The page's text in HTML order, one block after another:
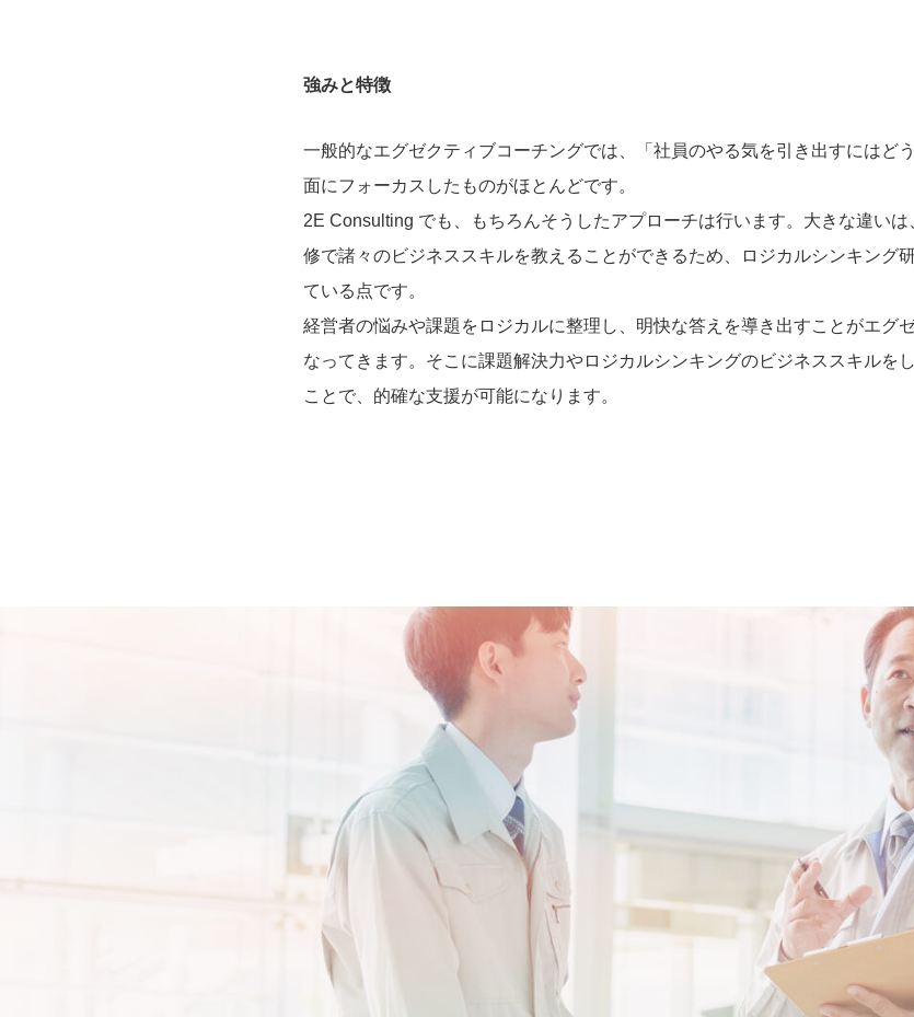
強みと特徴
一般的なエグゼクティブコーチングでは、「社員のやる気を引き出すにはど
面にフォーカスしたものがほとんどです。
2E Consulting でも、もちろんそうしたアプローチは行います。大きな違い
修で諸々のビジネススキルを教えることができるため、ロジカルシンキング
ている点です。
経営者の悩みや課題をロジカルに整理し、明快な答えを導き出すことがエグ
なってきます。そこに課題解決力やロジカルシンキングのビジネススキルを
ことで、的確な支援が可能になります。